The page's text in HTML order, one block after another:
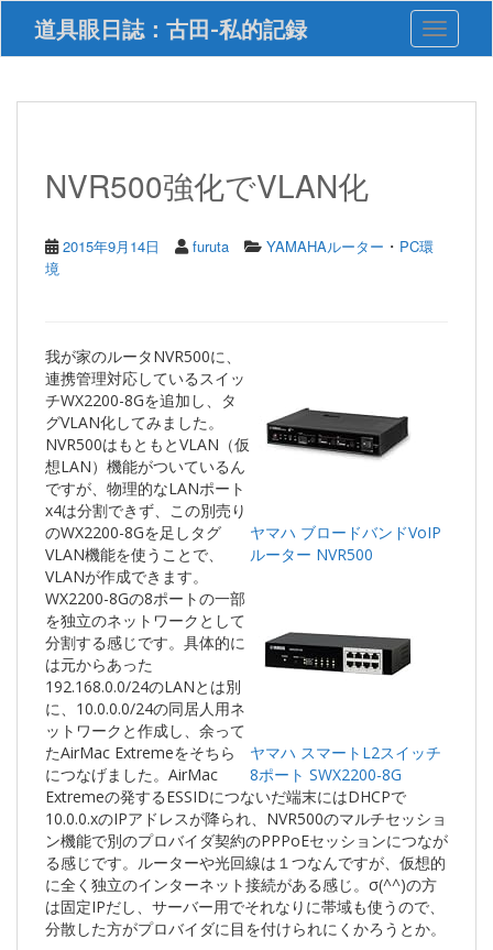
i
道具眼日誌：古田-私的記録 Toggle
NVR500強化でVLAN化
2015年9月14日 furuta YAMAHAルーター ・ PC環
境
ヤマハ ブロードバンドVoIP
ルーター NVR500
ヤマハ スマートL2スイッチ
8ポート SWX2200-8G
我が家のルータNVR500に、
連携管理対応しているスイッ
チWX2200-8Gを追加し、タ
グVLAN化してみました。
NVR500はもともとVLAN（仮
想LAN）機能がついているん
ですが、物理的なLANポート
x4は分割できず、この別売り
のWX2200-8Gを足しタグ
VLAN機能を使うことで、
VLANが作成できます。
WX2200-8Gの8ポートの一部
を独立のネットワークとして
分割する感じです。具体的に
は元からあった
192.168.0.0/24のLANとは別
に、10.0.0.0/24の同居人用ネ
ットワークと作成し、余って
たAirMac Extremeをそちら
につなげました。AirMac
Extremeの発するESSIDにつないだ端末にはDHCPで
10.0.0.xのIPアドレスが降られ、NVR500のマルチセッショ
ン機能で別のプロバイダ契約のPPPoEセッションにつなが
る感じです。ルーターや光回線は１つなんですが、仮想的
に全く独立のインターネット接続がある感じ。σ(^^)の方
は固定IPだし、サーバー用でそれなりに帯域も使うので、
分散した方がプロバイダに目を付けられにくかろうとか。